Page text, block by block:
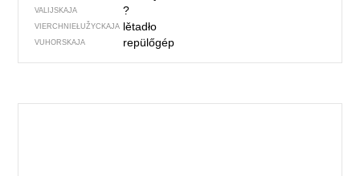
VALIJSKAJA ?
VIERCHNIE­ŁUŽYCKAJA lětadło
VUHORSKAJA repülőgép